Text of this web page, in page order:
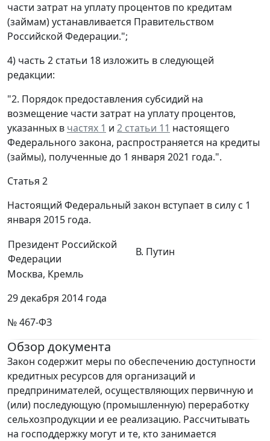
части затрат на уплату процентов по кредитам
(займам) устанавливается Правительством
Российской Федерации.";
4) часть 2 статьи 18 изложить в следующей
редакции:
"2. Порядок предоставления субсидий на
возмещение части затрат на уплату процентов,
указанных в частях 1 и 2 статьи 11 настоящего
Федерального закона, распространяется на кредиты
(займы), полученные до 1 января 2021 года.".
Статья 2
Настоящий Федеральный закон вступает в силу с 1
января 2015 года.
Президент Российской
Федерации
В. Путин
Москва, Кремль
29 декабря 2014 года
№ 467-ФЗ
Обзор документа
Закон содержит меры по обеспечению доступности
кредитных ресурсов для организаций и
предпринимателей, осуществляющих первичную и
(или) последующую (промышленную) переработку
сельхозпродукции и ее реализацию. Рассчитывать
на господдержку могут и те, кто занимается